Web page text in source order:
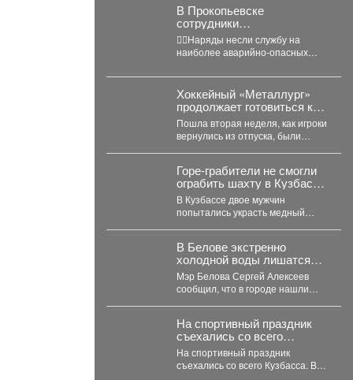
В Прокопьевске
сотрудники
Госавтоинспекции провели
массовую проверку
водителей
👮‍♂Наряды несли службу на
наиболее аварийно-опасных
дорожно-транспортных
происшествий особенно высок.
Основная...
Хоккейный «Металлург»
продолжает готовиться к
предстоящему сезону.
Пошла вторая неделя, как игроки
вернулись из отпуска, были
Горе-грабители не смогли
ограбить шахту в Кузбассе
из-за пустого бака
В Кузбассе двое мужчин
попытались украсть медный
В Белове экстренно
холодной воды лишатся
тысячи жителей
Мэр Белова Сергей Алексеев
сообщил, что в городе нашли
На спортивный праздник
съехались со всего
Кузбасса.
На спортивный праздник
съехались со всего Кузбасса. В